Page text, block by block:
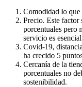
Comodidad lo que
Precio. Este factor
porcentuales pero
servicio es
Covid-19,
ha crecido 5
Cercanía de la
porcentuales no
sostenibilidad.